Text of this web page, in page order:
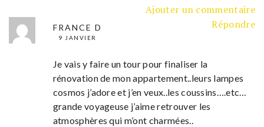
Ajouter un commentaire
FRANCE D
9 JANVIER
Répondre
Je vais y faire un tour pour finaliser la
rénovation de mon appartement..leurs lampes
cosmos j’adore et j’en veux..les coussins….etc…
grande voyageuse j’aime retrouver les
atmosphères qui m’ont charmées..